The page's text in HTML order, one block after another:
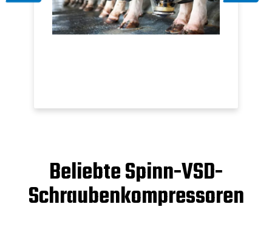
Beliebte Spinn-VSD-
Schraubenkompressoren